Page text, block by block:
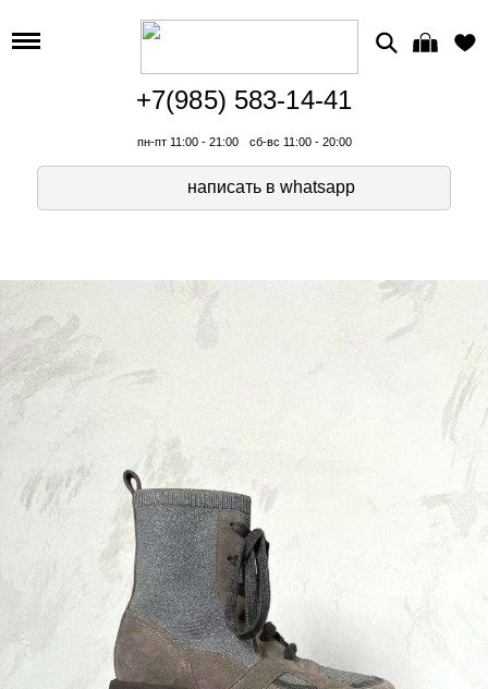
+7(985) 583-14-41
пн-пт 11:00 - 21:00 сб-вс 11:00 - 20:00
написать в whatsapp